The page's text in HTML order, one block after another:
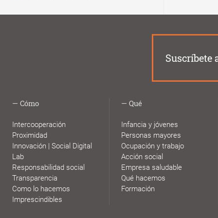
Suscríbete
Cómo
Intercooperación
Proximidad
Innovación | Social Digital
Lab
Responsabilidad social
Transparencia
Como lo hacemos
Imprescindibles
Qué
Infancia y jóvenes
Personas mayores
Ocupación y trabajo
Acción social
Empresa saludable
Qué hacemos
Formación